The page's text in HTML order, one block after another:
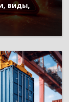
виды,